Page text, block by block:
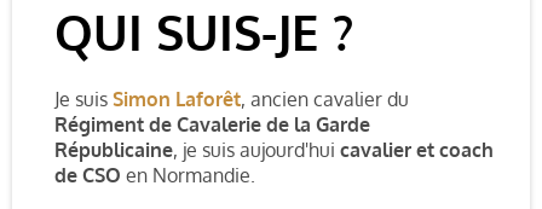
QUI SUIS-JE ?
Je suis Simon Laforêt, ancien cavalier du
Régiment de Cavalerie de la Garde
Républicaine, je suis aujourd'hui cavalier et coach
de CSO en Normandie.